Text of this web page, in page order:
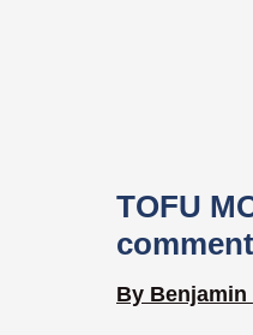
TOFU
Benjamin